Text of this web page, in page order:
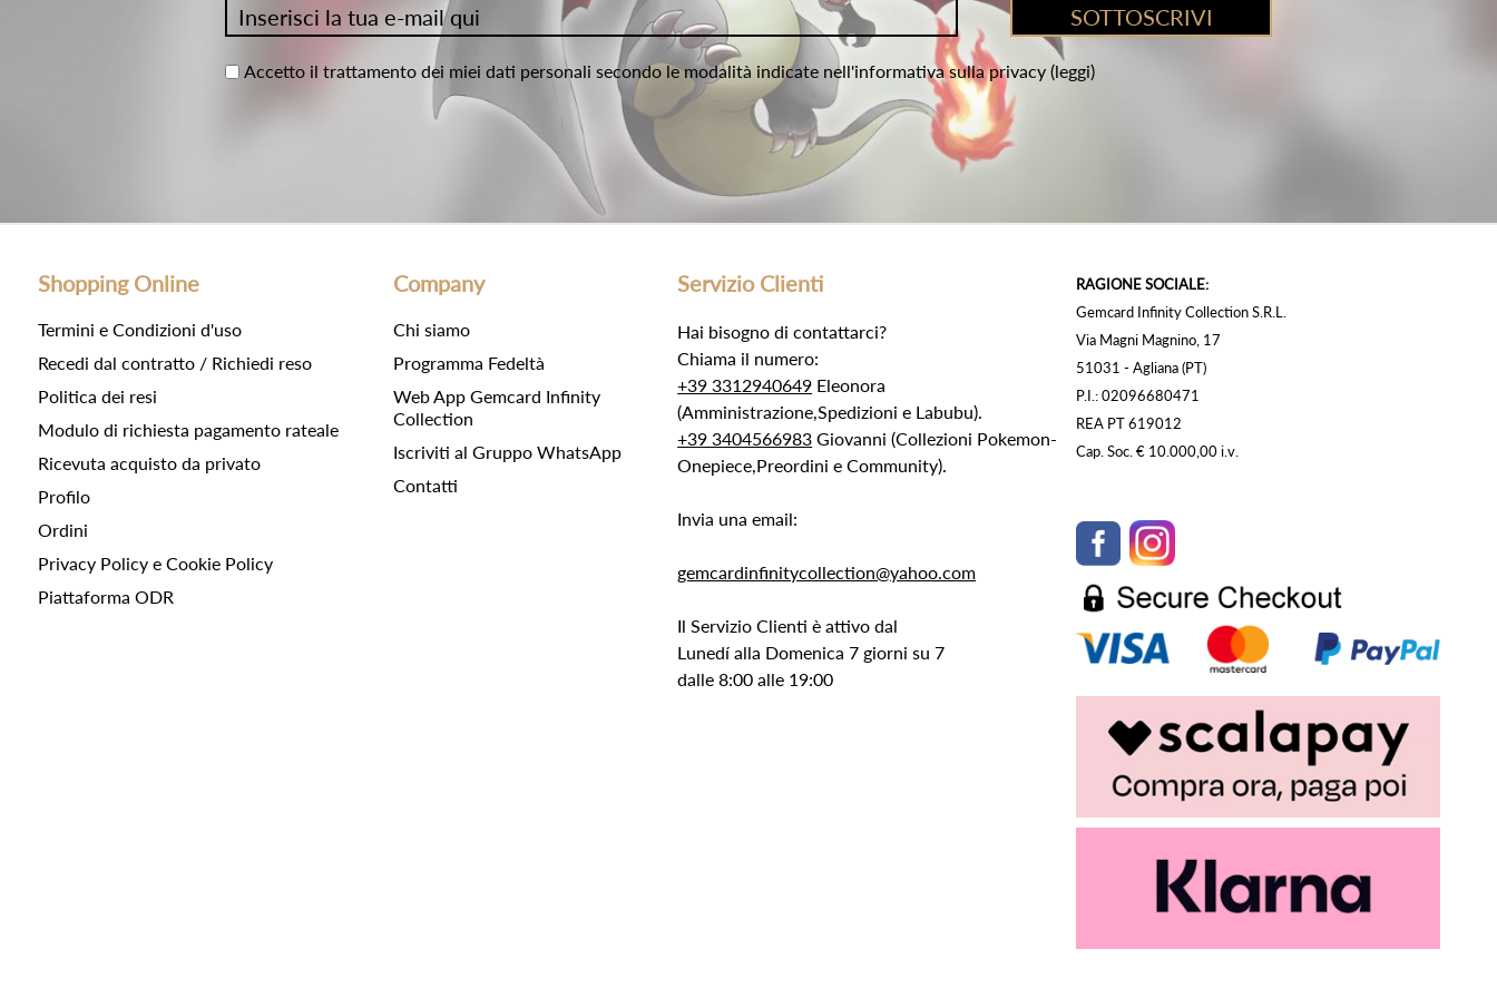
Accetto il trattamento dei miei dati personali secondo le modalità indicate nell'informativa sulla privacy (leggi)
Shopping Online
Termini e Condizioni d'uso
Recedi dal contratto / Richiedi reso
Politica dei resi
Modulo di richiesta pagamento rateale
Ricevuta acquisto da privato
Profilo
Ordini
Privacy Policy e Cookie Policy
Piattaforma ODR
Company
Chi siamo
Programma Fedeltà
Web App Gemcard Infinity
Collection
Iscriviti al Gruppo WhatsApp
Contatti
Servizio Clienti
Hai bisogno di contattarci?
Chiama il numero:
+39 3312940649 Eleonora
(Amministrazione,Spedizioni e Labubu).
+39 3404566983 Giovanni (Collezioni Pokemon-
Onepiece,Preordini e Community).
Invia una email:
gemcardinfinitycollection@yahoo.com
Il Servizio Clienti è attivo dal
Lunedí alla Domenica 7 giorni su 7
dalle 8:00 alle 19:00
RAGIONE SOCIALE:
Gemcard Infinity Collection S.R.L.
Via Magni Magnino, 17
51031 - Agliana (PT)
P.I.: 02096680471
REA PT 619012
Cap. Soc. € 10.000,00 i.v.